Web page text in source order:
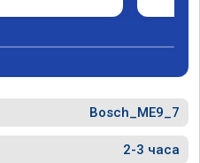
Bosch_ME9_7
2-3 часа